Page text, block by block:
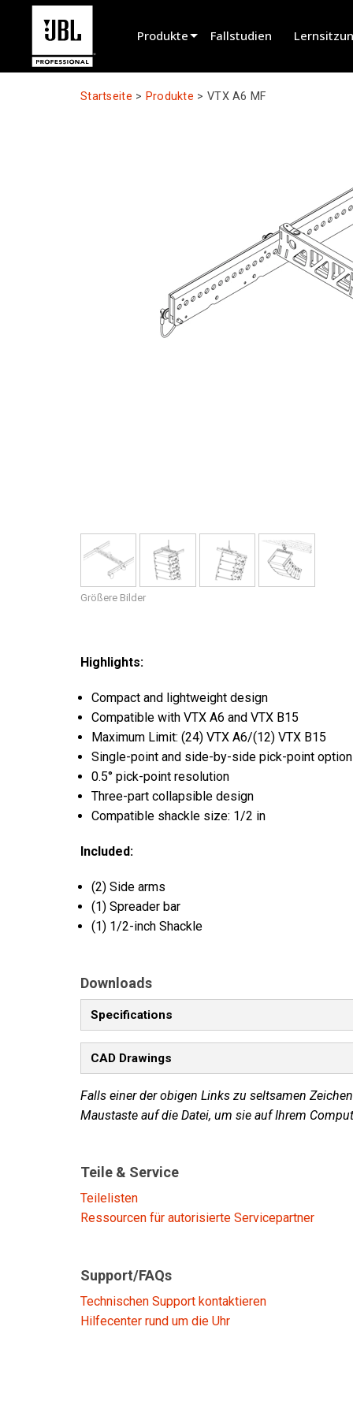
Produkte
Recording & Broadcast
Components
Eingestellte Produkte
Fallstudien
Startseite > Produkte > VTX A6 MF
Größere Bilder
Highlights:
Compact and lightweight design
Compatible with VTX A6 and VTX B15
Maximum Limit: (24) VTX A6/(12) VTX B15
Single-point and side-by-side pick-point
0.5° pick-point resolution
Three-part collapsible design
Compatible shackle size: 1/2 in
Included:
(2) Side arms
(1) Spreader bar
(1) 1/2-inch Shackle
Downloads
Specifications
CAD Drawings
Falls einer der obigen Links zu seltsamen
Maustaste auf die Datei, um sie auf Ihrem
Teile & Service
Teilelisten
Ressourcen für autorisierte Servicepartner
Support/FAQs
Technischen Support kontaktieren
Hilfecenter rund um die Uhr